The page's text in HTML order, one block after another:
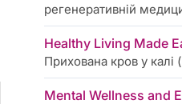
регенеративній
Healthy Living Made
Прихована кров у калі
Mental Wellness and